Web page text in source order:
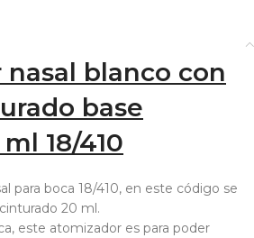
blanco con
base
18/410
para boca 18/410, en este código se
20 ml.
este atomizador es para poder